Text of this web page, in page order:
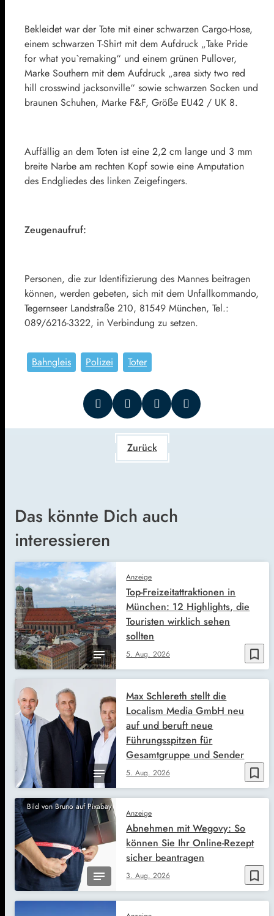
Bekleidet war der Tote mit einer schwarzen Cargo-Hose,
einem schwarzen T-Shirt mit dem Aufdruck „Take Pride
for what you`remaking“ und einem grünen Pullover,
Marke Southern mit dem Aufdruck „area sixty two red
hill crosswind jacksonville“ sowie schwarzen Socken und
braunen Schuhen, Marke F&F, Größe EU42 / UK 8.
Auffällig an dem Toten ist eine 2,2 cm lange und 3 mm
breite Narbe am rechten Kopf sowie eine Amputation
des Endgliedes des linken Zeigefingers.
Zeugenaufruf:
Personen, die zur Identifizierung des Mannes beitragen
können, werden gebeten, sich mit dem Unfallkommando,
Tegernseer Landstraße 210, 81549 München, Tel.:
089/6216-3322, in Verbindung zu setzen.
Bahngleis Polizei Toter
Zurück
Das könnte Dich auch
interessieren
bookmark_border
Anzeige
5. Aug. 2026
Top-Freizeitattraktionen in
München: 12 Highlights, die
Touristen wirklich sehen
sollten
bookmark_border
5. Aug. 2026
Max Schlereth stellt die
Localism Media GmbH neu
auf und beruft neue
Führungsspitzen für
Gesamtgruppe und Sender
Bild von Bruno auf Pixabay
bookmark_border
Anzeige
3. Aug. 2026
Abnehmen mit Wegovy: So
können Sie Ihr Online-Rezept
sicher beantragen